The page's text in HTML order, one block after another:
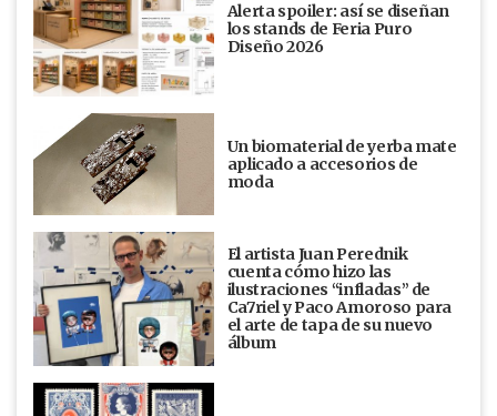
Alerta spoiler: así se diseñan
los stands de Feria Puro
Diseño 2026
Un biomaterial de yerba mate
aplicado a accesorios de
moda
El artista Juan Perednik
cuenta cómo hizo las
ilustraciones “infladas” de
Ca7riel y Paco Amoroso para
el arte de tapa de su nuevo
álbum